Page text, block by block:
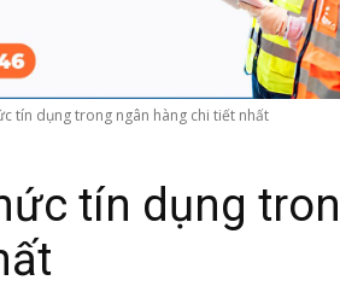
tín dụng trong ngân hàng chi tiết nhất
tín dụng